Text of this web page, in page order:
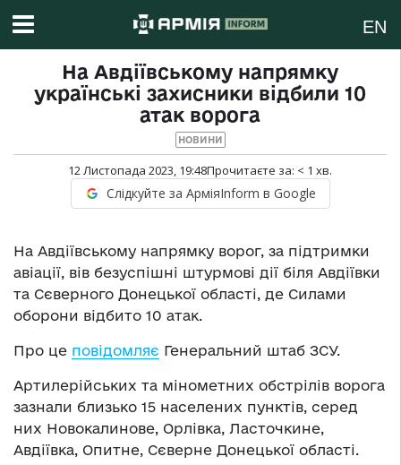
EN
На Авдіївському напрямку
українські захисники відбили 10
атак ворога
НОВИНИ
12 Листопада 2023, 19:48Прочитаєте за: < 1 хв.
Слідкуйте за АрміяInform в Google
На Авдіївському напрямку ворог, за підтримки
авіації, вів безуспішні штурмові дії біля Авдіївки
та Сєверного Донецької області, де Силами
оборони відбито 10 атак.
Про це повідомляє Генеральний штаб ЗСУ.
Артилерійських та мінометних обстрілів ворога
зазнали близько 15 населених пунктів, серед
них Новокалинове, Орлівка, Ласточкине,
Авдіївка, Опитне, Сєверне Донецької області.